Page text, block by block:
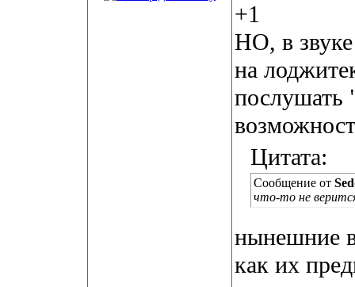
+1
НО, в
на
послушать
Цитата:
Сообщение от
что-то не
нынешние
как их